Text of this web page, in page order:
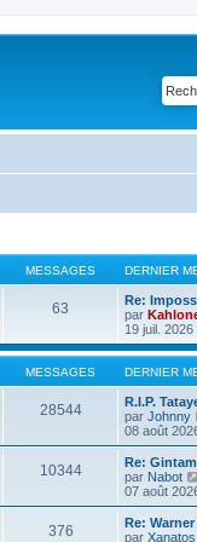
MESSAGES DERNIER
63
Re:
par
19 juil. 2026
MESSAGES DERNIER
28544
R.I.P.
par Johnny
08 août
10344
Re:
par Nabot
07 août
376
Re:
par Xanatos